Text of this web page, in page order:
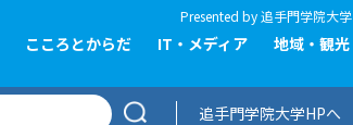
Presented by追手門学院大学
こころとからだ IT・メディア 地域・観光
追手門学院大学HPへ